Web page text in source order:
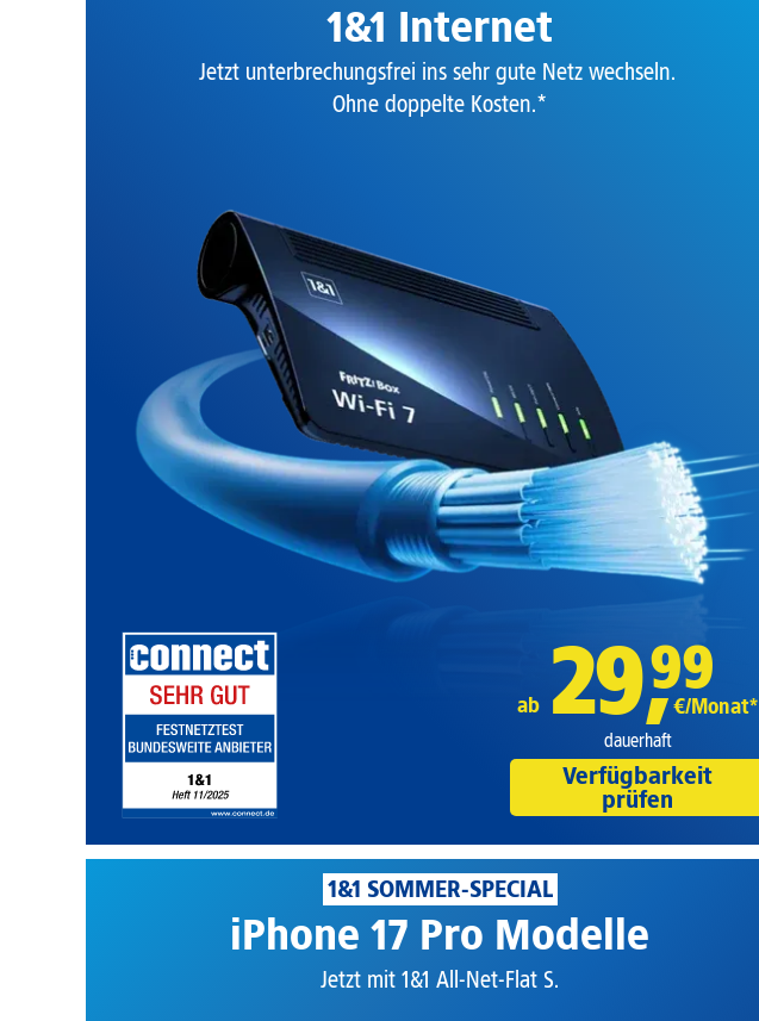
1&1 Internet
Jetzt unterbrechungsfrei ins sehr gute Netz wechseln.
Ohne doppelte Kosten.*
ab 29,
99
€/Monat*
dauerhaft
Verfügbarkeit
prüfen
1&1 SOMMER-SPECIAL
iPhone 17 Pro Modelle
Jetzt mit 1&1 All-Net-Flat S.